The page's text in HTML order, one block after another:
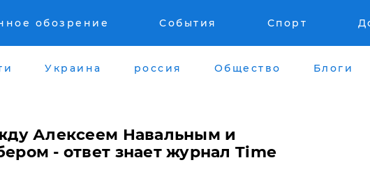
обозрение События Спорт
Украина россия Общество Блоги
Алексеем Навальным и
- ответ знает журнал Time